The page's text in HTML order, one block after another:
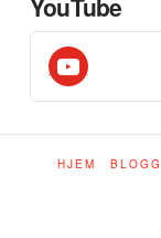
YouTube
youtube
HJEM BLOGG